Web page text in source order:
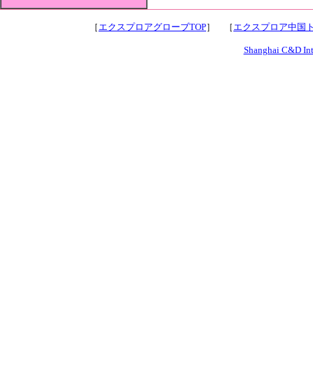
［ エクスプロアグローブTOP］ ［ エクスプロア中国
Shanghai C&D